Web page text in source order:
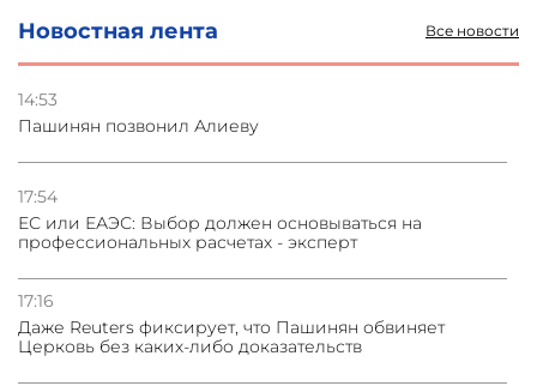
Новостная лента Все новости
14:53
Пашинян позвонил Алиеву
17:54
ЕС или ЕАЭС: Выбор должен основываться на
профессиональных расчетах - эксперт
17:16
Даже Reuters фиксирует, что Пашинян обвиняет
Церковь без каких-либо доказательств
03.08.2026
Стратегия безопасности ОДКБ допускает применение
Азербайджане
31.07.2026
Сотрудничество и очереди – детали визита главы
погрануправления СНБ Армении в Тбилиси